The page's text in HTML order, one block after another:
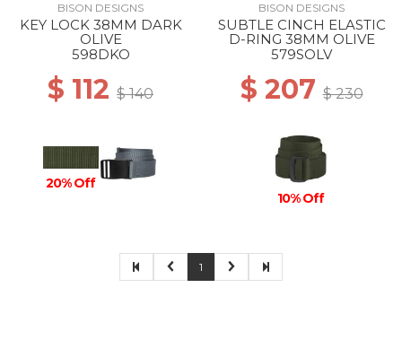
BISON DESIGNS
KEY LOCK 38MM DARK
OLIVE
598DKO
$ 112 $ 140
20% Off
BISON DESIGNS
SUBTLE CINCH ELASTIC
D-RING 38MM OLIVE
579SOLV
$ 207$ 230
10% Off
1